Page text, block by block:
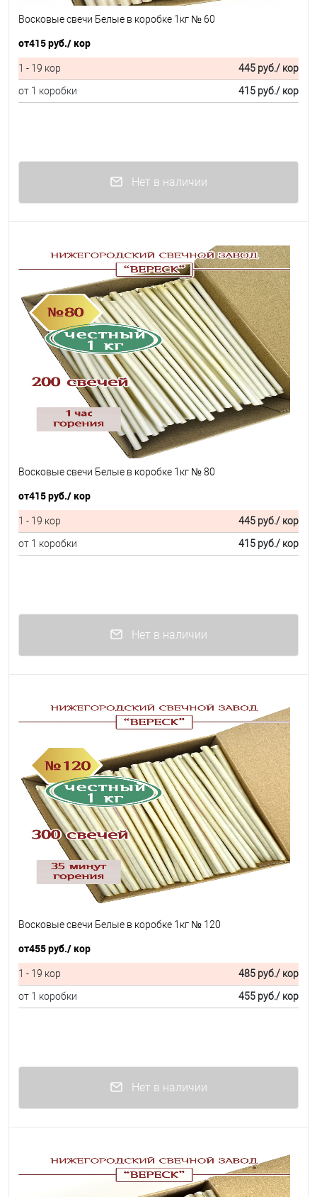
Восковые свечи Белые в коробке 1кг № 60
от415 руб./ кор
1 - 19 кор 445 руб./ кор
от 1 коробки
415 руб./ кор
Нет в наличии
Восковые свечи Белые в коробке 1кг № 80
от415 руб./ кор
1 - 19 кор 445 руб./ кор
от 1 коробки
415 руб./ кор
Нет в наличии
Восковые свечи Белые в коробке 1кг № 120
от455 руб./ кор
1 - 19 кор 485 руб./ кор
от 1 коробки
455 руб./ кор
Нет в наличии